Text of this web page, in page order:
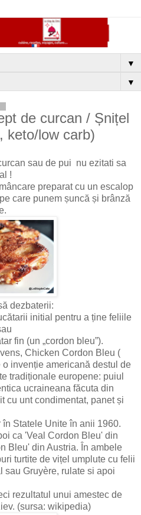
▼
▼
de curcan / Șnițel
keto/low carb)
sau de pui nu ezitati sa
!
preparat cu un escalop
care punem șuncă și brânză
dezbaterii:
initial pentru a ține feliile
fin (un „cordon bleu”).
Chicken Cordon Bleu (
invenție americană destul de
tradiționale europene: puiul
ucraineana făcuta din
cu unt condimentat, panet și
Statele Unite în anii 1960.
ca 'Veal Cordon Bleu' din
Bleu' din Austria. În ambele
turtite de vițel umplute cu felii
sau Gruyère, rulate si apoi
rezultatul unui amestec de
(sursa: wikipedia)